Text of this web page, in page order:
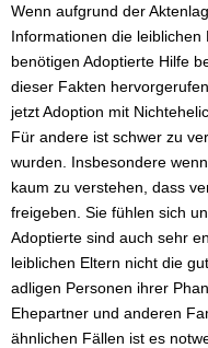
Wenn aufgrund der
Informationen die
benötigen Adoptierte Hilfe
dieser Fakten
jetzt Adoption mit
Für andere ist schwer zu
wurden. Insbesondere
kaum zu verstehen, dass
freigeben. Sie fühlen sich
Adoptierte sind auch sehr
leiblichen Eltern nicht die
adligen Personen ihrer
Ehepartner und anderen
ähnlichen Fällen ist es